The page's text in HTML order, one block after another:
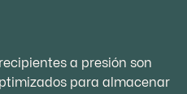
a presión son
para almacenar